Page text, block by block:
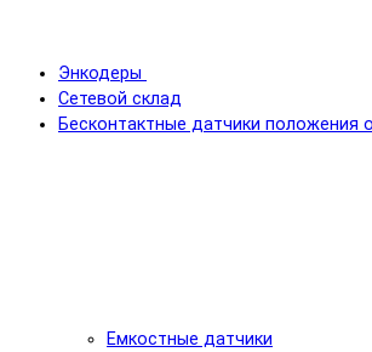
Энкодеры
Сетевой склад
Бесконтактные датчики положения
Емкостные датчики